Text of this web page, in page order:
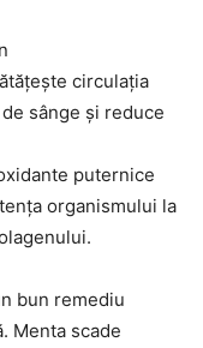
circulația
sânge și reduce
puternice
organismului la
bun remediu
Menta scade